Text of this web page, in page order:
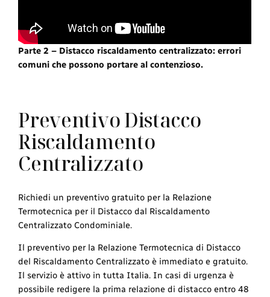
Parte 2 – Distacco riscaldamento centralizzato: errori
comuni che possono portare al contenzioso.
Preventivo Distacco
Riscaldamento
Centralizzato
Richiedi un preventivo gratuito per la Relazione
Termotecnica per il Distacco dal Riscaldamento
Centralizzato Condominiale.
Il preventivo per la Relazione Termotecnica di Distacco
del Riscaldamento Centralizzato è immediato e gratuito.
Il servizio è attivo in tutta Italia. In casi di urgenza è
possibile redigere la prima relazione di distacco entro 48